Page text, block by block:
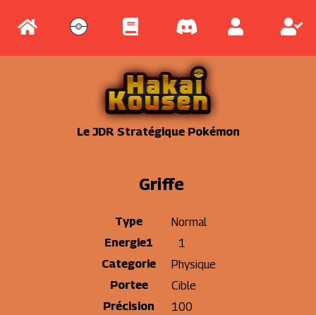
Le JDR Stratégique Pokémon
Griffe
Type
Normal
Energie1
1
Categorie
Physique
Portee
Cible
Précision
100